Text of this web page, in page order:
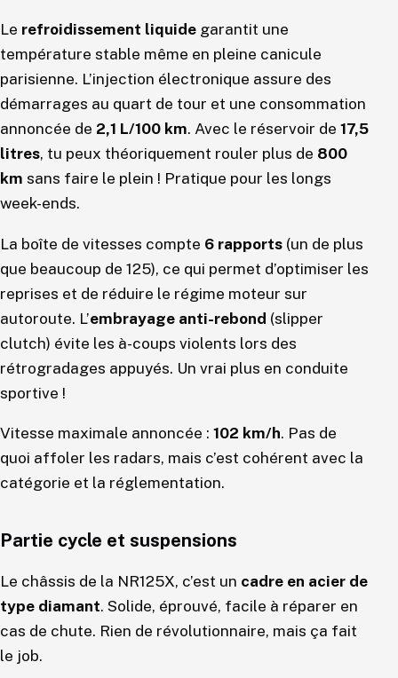
Le refroidissement liquide garantit une
température stable même en pleine canicule
parisienne. L’injection électronique assure des
démarrages au quart de tour et une consommation
annoncée de 2,1 L/100 km. Avec le réservoir de 17,5
litres, tu peux théoriquement rouler plus de 800
km sans faire le plein ! Pratique pour les longs
week-ends.
La boîte de vitesses compte 6 rapports (un de plus
que beaucoup de 125), ce qui permet d’optimiser les
reprises et de réduire le régime moteur sur
autoroute. L’embrayage anti-rebond (slipper
clutch) évite les à-coups violents lors des
rétrogradages appuyés. Un vrai plus en conduite
sportive !
Vitesse maximale annoncée : 102 km/h. Pas de
quoi affoler les radars, mais c’est cohérent avec la
catégorie et la réglementation.
Partie cycle et suspensions
Le châssis de la NR125X, c’est un cadre en acier de
type diamant. Solide, éprouvé, facile à réparer en
cas de chute. Rien de révolutionnaire, mais ça fait
le job.